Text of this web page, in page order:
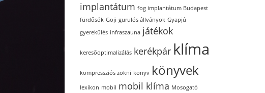
implantátum fog implantátum Budapest
fürdősók Goji gurulós állványok Gyapjú
gyerekülés infraszauna játékok
keresőoptimalizálás kerékpár klíma
kompressziós zokni könyv könyvek
lexikon mobil mobil klíma Mosogató